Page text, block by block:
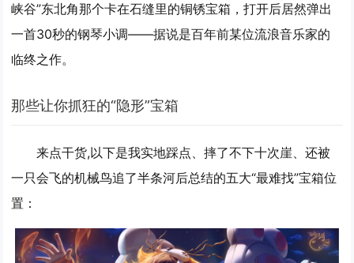
峡谷”东北角那个卡在石缝里的铜锈宝箱，打开后居然弹出
一首30秒的钢琴小调——据说是百年前某位流浪音乐家的
临终之作。
那些让你抓狂的“隐形”宝箱
来点干货,以下是我实地踩点、摔了不下十次崖、还被
一只会飞的机械鸟追了半条河后总结的五大“最难找”宝箱位
置：